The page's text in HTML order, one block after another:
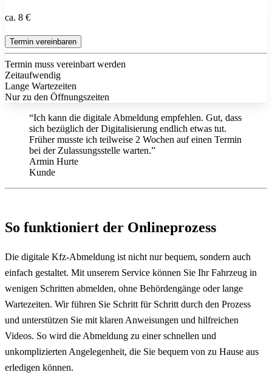
ca. 8 €
Termin vereinbaren
Termin muss vereinbart werden
Zeitaufwendig
Lange Wartezeiten
Nur zu den Öffnungszeiten
“Ich kann die digitale Abmeldung empfehlen. Gut, dass
sich bezüglich der Digitalisierung endlich etwas tut.
Früher musste ich teilweise 2 Wochen auf einen Termin
bei der Zulassungsstelle warten.”
Armin Hurte
Kunde
So funktioniert der Onlineprozess
Die digitale Kfz-Abmeldung ist nicht nur bequem, sondern auch
einfach gestaltet. Mit unserem Service können Sie Ihr Fahrzeug in
wenigen Schritten abmelden, ohne Behördengänge oder lange
Wartezeiten. Wir führen Sie Schritt für Schritt durch den Prozess
und unterstützen Sie mit klaren Anweisungen und hilfreichen
Videos. So wird die Abmeldung zu einer schnellen und
unkomplizierten Angelegenheit, die Sie bequem von zu Hause aus
erledigen können.